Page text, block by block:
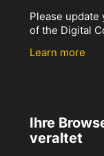
Please
of the Digital
Learn more
Ihre
veraltet